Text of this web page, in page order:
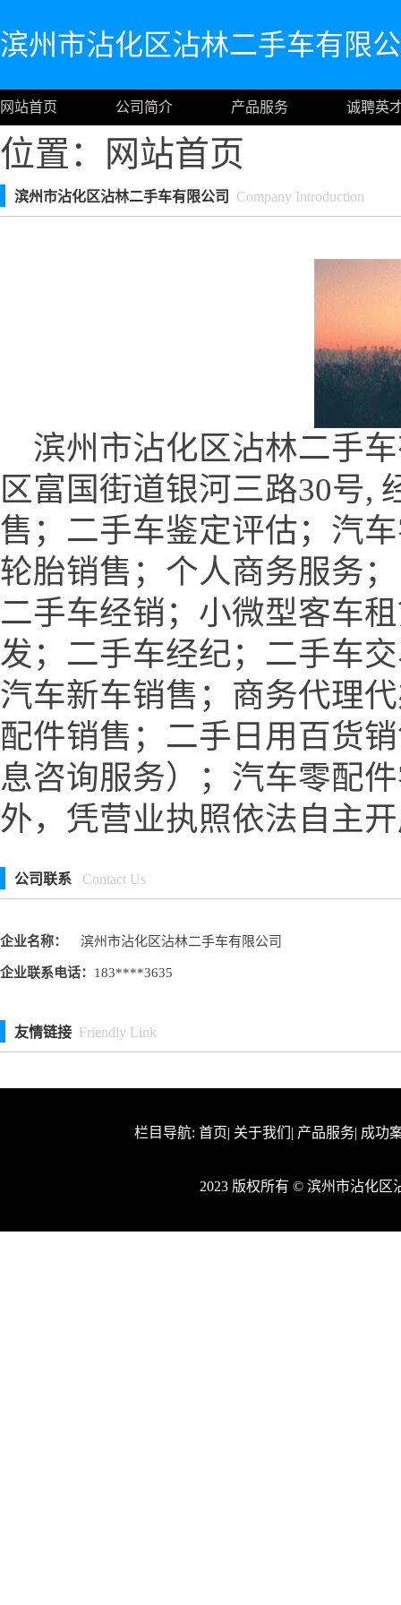
滨州市沾化区沾林二手车有限
网站首页 公司简介 产品服务 诚聘英
位置： 网站首页
滨州市沾化区沾林二手车有限公司 Company Introduction
滨州市沾化区沾林二手
区富国街道银河三路30号,
售；二手车鉴定评估；汽
轮胎销售；个人商务服务
二手车经销；小微型客车
发；二手车经纪；二手车
汽车新车销售；商务代理
配件销售；二手日用百货
息咨询服务）；汽车零配
外，凭营业执照依法自主
公司联系 Contact Us
企业名称： 滨州市沾化区沾林二手车有限公司
企业联系电话： 183****3635
友情链接 Friendly Link
栏目导航: 首页| 关于我们 | 产品服务| 成功
2023 版权所有 © 滨州市沾化